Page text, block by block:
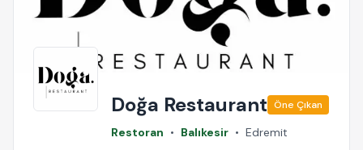
Doğa Restaurant Öne Çıkan
Restoran • Balıkesir • Edremit